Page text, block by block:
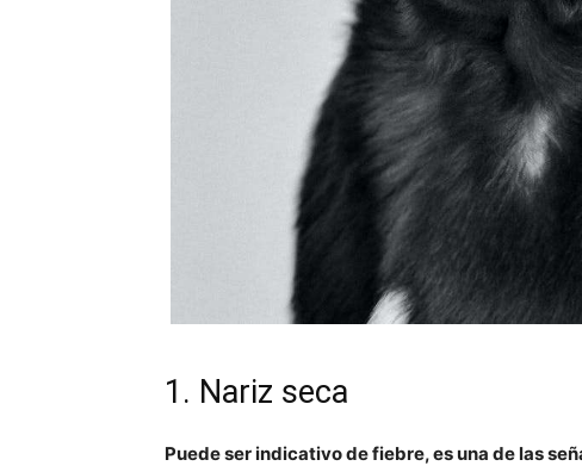
1. Nariz seca
Puede ser indicativo de fiebre, es una de las